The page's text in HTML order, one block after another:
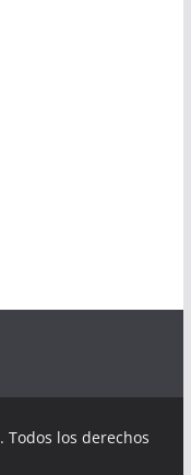
. Todos los derechos